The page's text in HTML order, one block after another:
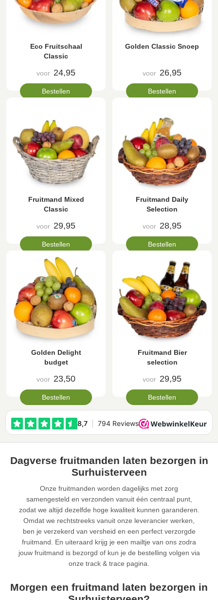
Eco Fruitschaal
Classic
voor 24,95
Bestellen
Golden Classic Snoep
voor 26,95
Bestellen
Fruitmand Mixed
Classic
voor 29,95
Bestellen
Fruitmand Daily
Selection
voor 28,95
Bestellen
Golden Delight
budget
voor 23,50
Bestellen
Fruitmand Bier
selection
voor 29,95
Bestellen
Dagverse fruitmanden laten bezorgen in
Surhuisterveen
Onze fruitmanden worden dagelijks met zorg
samengesteld en verzonden vanuit één centraal punt,
zodat we altijd dezelfde hoge kwaliteit kunnen garanderen.
Omdat we rechtstreeks vanuit onze leverancier werken,
ben je verzekerd van versheid en een perfect verzorgde
fruitmand. En uiteraard krijg je een mailtje van ons zodra
jouw fruitmand is bezorgd of kun je de bestelling volgen via
onze track & trace pagina.
Morgen een fruitmand laten bezorgen in